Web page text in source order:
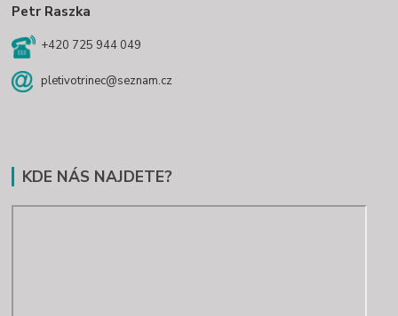
Petr Raszka
+420 725 944 049
pletivotrinec@seznam.cz
KDE NÁS NAJDETE?